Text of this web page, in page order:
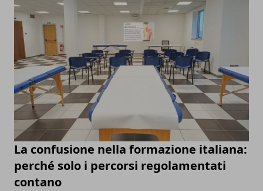
La confusione nella formazione italiana:
perché solo i percorsi regolamentati
contano